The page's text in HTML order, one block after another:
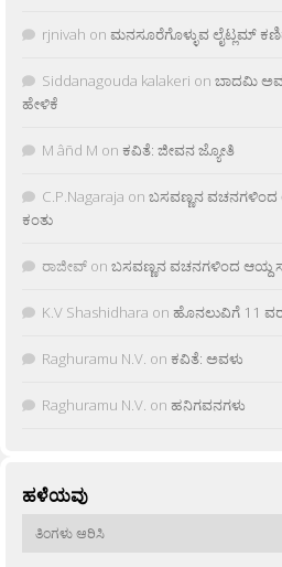
rjnivah on ಮನಸೂರೆಗೊಳ್ಳುವ ಲೈಟ್ಲಮ್
Siddanagouda kalakeri on ಬಾದಮಿ
ಹೇಳಿಕೆ
M âñd M on ಕವಿತೆ: ಜೀವನ ಜ್ಯೋತಿ
C.P.Nagaraja on ಬಸವಣ್ಣನ ವಚನಗಳಿಂದ
ಕಂತು
ರಾಜೀವ್ on ಬಸವಣ್ಣನ ವಚನಗಳಿಂದ ಆಯ್ದ
K.V Shashidhara on ಹೊನಲುವಿಗೆ 11
Raghuramu N.V. on ಕವಿತೆ: ಅವಳು
Raghuramu N.V. on ಹನಿಗವನಗಳು
ಹಳೆಯವು
ಹಳೆಯವು